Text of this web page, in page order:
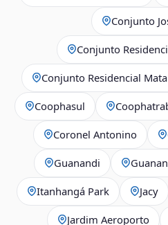
Conjunto
Conjunto
Conjunto Residencial
Coophasul
Coronel Antonino
Guanandi
Itanhangá Park Jacy
Jardim Aeroporto